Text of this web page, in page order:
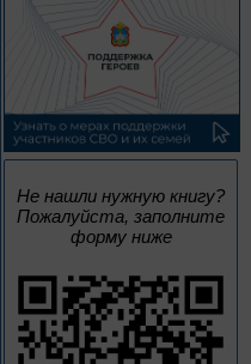
Не нашли нужную книгу?
Пожалуйста, заполните
форму ниже